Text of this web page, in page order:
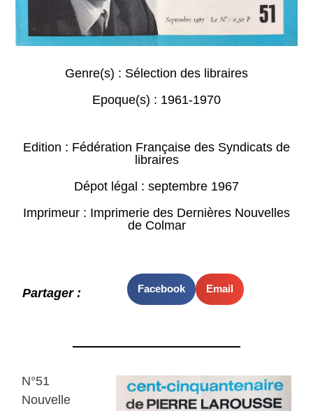
Genre(s) : Sélection des libraires
Epoque(s) : 1961-1970
Edition : Fédération Française des Syndicats de
libraires
Dépot légal : septembre 1967
Imprimeur : Imprimerie des Dernières Nouvelles
de Colmar
Partager : Facebook Email
N°51
Nouvelle